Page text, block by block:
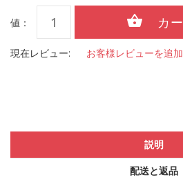
値：
現在レビュー: お客様レビューを追加
説明
配送と返品